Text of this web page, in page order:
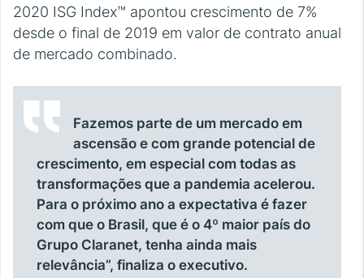
2020 ISG Index™ apontou crescimento de 7%
desde o final de 2019 em valor de contrato anual
de mercado combinado.
Fazemos parte de um mercado em
ascensão e com grande potencial de
crescimento, em especial com todas as
transformações que a pandemia acelerou.
Para o próximo ano a expectativa é fazer
com que o Brasil, que é o 4º maior país do
Grupo Claranet, tenha ainda mais
relevância”, finaliza o executivo.